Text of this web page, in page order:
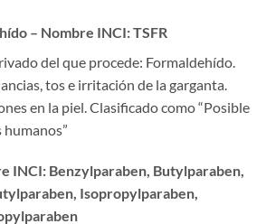
– Nombre INCI: TSFR
del que procede: Formaldehído.
tos e irritación de la garganta.
en la piel. Clasificado como “Posible
INCI: Benzylparaben, Butylparaben,
Isopropylparaben,